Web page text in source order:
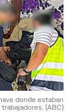
donde estaban
(ABC)